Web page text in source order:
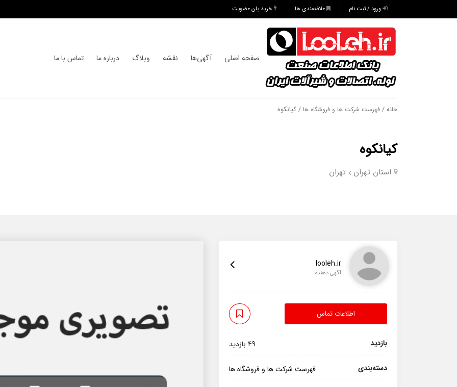
ورود / ثبت نام علاقه‌مندی ها خرید پلن عضویت
صفحه اصلی آگهی‌ها نقشه وبلاگ درباره ما تماس با ما
خانه / فهرست شرکت ها و فروشگاه ها / کیانکوه
کیانکوه
استان تهران تهران
looleh.ir
آگهی دهنده
اطلاعات تماس
بازدید 49 بازدید
دسته‌بندی فهرست شرکت ها و فروشگاه ها